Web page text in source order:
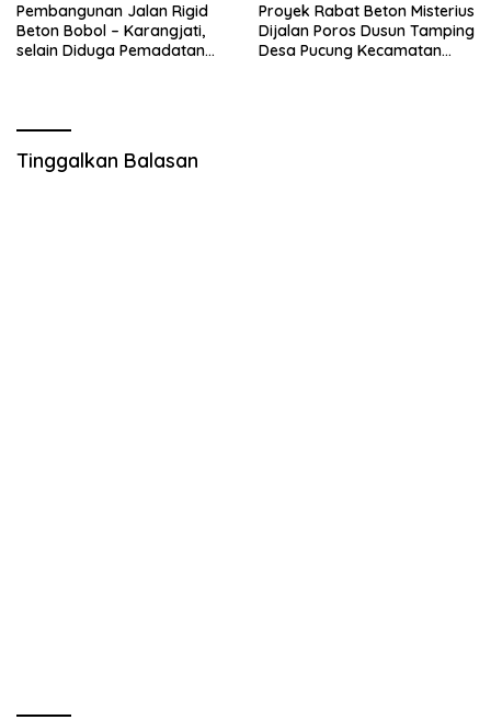
Pembangunan Jalan Rigid
Beton Bobol – Karangjati,
selain Diduga Pemadatan
Proyek Rabat Beton Misterius
Dijalan Poros Dusun Tamping
Desa Pucung Kecamatan
Tinggalkan Balasan